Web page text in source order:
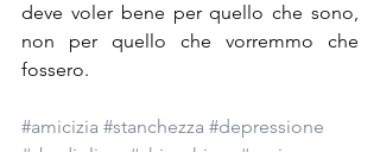
deve voler bene per quello che sono,
non per quello che vorremmo che
fossero.
#amicizia #stanchezza #depressione